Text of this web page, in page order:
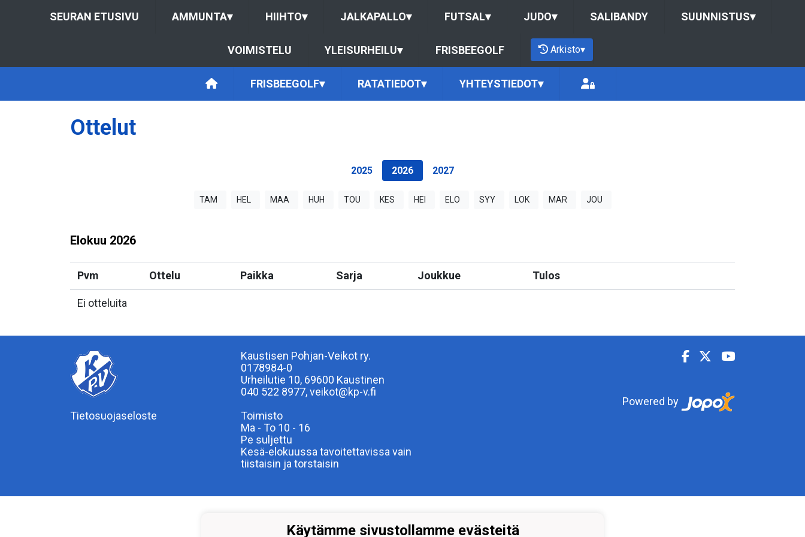
SEURAN ETUSIVU AMMUNTA▾ HIIHTO▾ JALKAPALLO▾ FUTSAL▾ JUDO▾ SALIBANDY SUUNNISTUS▾
VOIMISTELU YLEISURHEILU▾ FRISBEEGOLF Arkisto▾
FRISBEEGOLF▾ RATATIEDOT▾ YHTEYSTIEDOT▾
Ottelut
2025 2026 2027
TAM HEL MAA HUH TOU KES HEI ELO SYY LOK MAR JOU
Elokuu 2026
Pvm Ottelu Paikka Sarja Joukkue Tulos
Ei otteluita
Tietosuojaseloste
Kaustisen Pohjan-Veikot ry.
0178984-0
Urheilutie 10, 69600 Kaustinen
040 522 8977, veikot@kp-v.fi
Toimisto
Ma - To 10 - 16
Pe suljettu
Kesä-elokuussa tavoitettavissa vain
tiistaisin ja torstaisin
Powered by
Käytämme sivustollamme evästeitä